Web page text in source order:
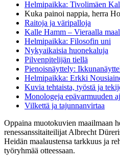
Helmipaikka: Tivolimäen
Kuka painoi nappia, herra
Raitoja ja väripalloja
Kalle Hamm – Vieraalla
Helmipaikka: Filosofin uni
Nykyaikaisia huonekaluja
Pilvenpitelijän tiellä
Pienoisnäyttely:
Helmipaikka: Erkki
Kuvia tehtaista, työstä ja
Monologeja epävarmuuden
Vilkettä ja tajunnanvirtaa
Oppaina muotokuvien maailmaan
renessanssitaiteilijat Albrecht
Heidän maalaustensa tarkkuus ja
työryhmää otteessaan.